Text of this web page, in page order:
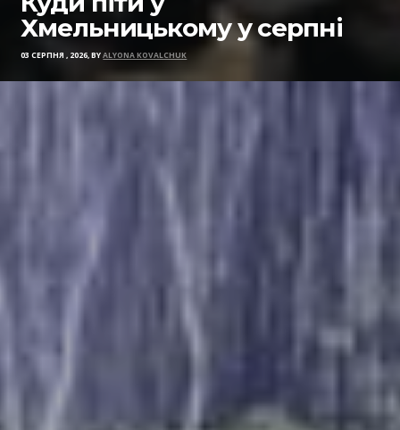
Хмельницькому у серпні
03 СЕРПНЯ , 2026, BYALYONA KOVALCHUK